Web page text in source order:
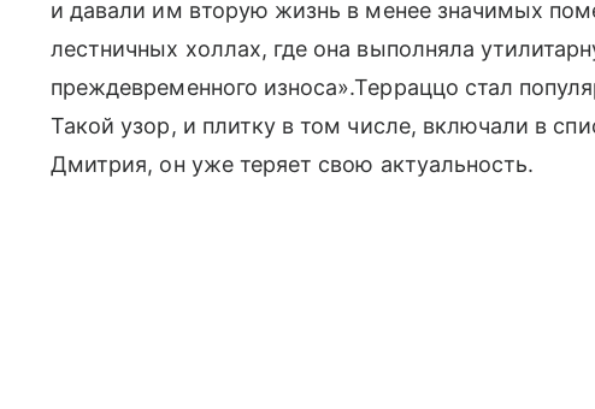
и давали им вторую жизнь в менее значимых
лестничных холлах, где она выполняла
преждевременного износа».Терраццо стал
Такой узор, и плитку в том числе, включали в
Дмитрия, он уже теряет свою актуальность.